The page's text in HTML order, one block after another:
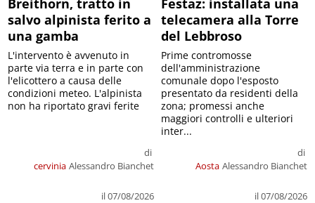
Breithorn, tratto in
salvo alpinista ferito a
una gamba
cervinia
di
Alessandro Bianchet
il 07/08/2026
L'intervento è avvenuto in
parte via terra e in parte con
l'elicottero a causa delle
condizioni meteo. L'alpinista
non ha riportato gravi ferite
Festaz: installata una
telecamera alla Torre
del Lebbroso
Aosta
di
Alessandro Bianchet
il 07/08/2026
Prime contromosse
dell'amministrazione
comunale dopo l'esposto
presentato da residenti della
zona; promessi anche
maggiori controlli e ulteriori
inter...